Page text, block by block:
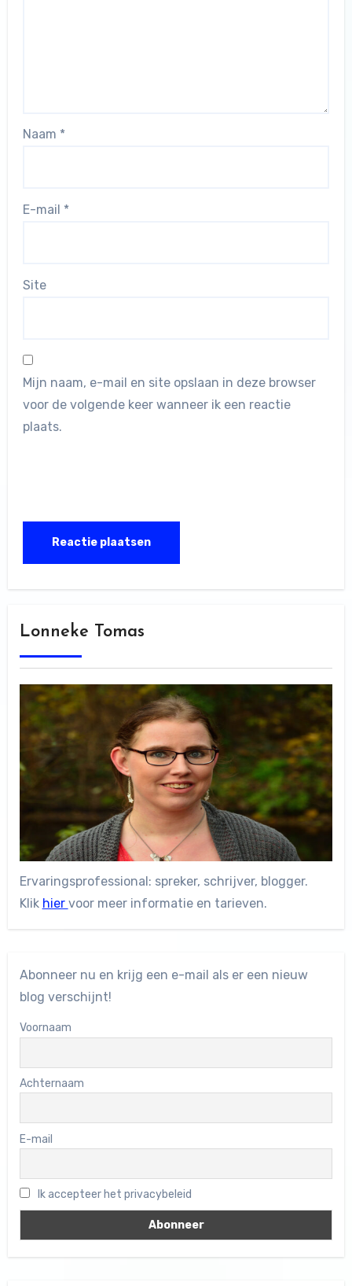
Naam *
E-mail *
Site
Mijn naam, e-mail en site opslaan in deze browser
voor de volgende keer wanneer ik een reactie
plaats.
Lonneke Tomas
Ervaringsprofessional: spreker, schrijver, blogger.
Klik hier voor meer informatie en tarieven.
Abonneer nu en krijg een e-mail als er een nieuw
blog verschijnt!
Voornaam
Achternaam
E-mail
Ik accepteer het privacybeleid